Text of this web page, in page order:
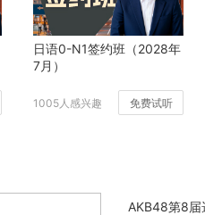
日语0-N1签约班（2028年
7月）
1005人感兴趣 免费试听
AKB48第8届